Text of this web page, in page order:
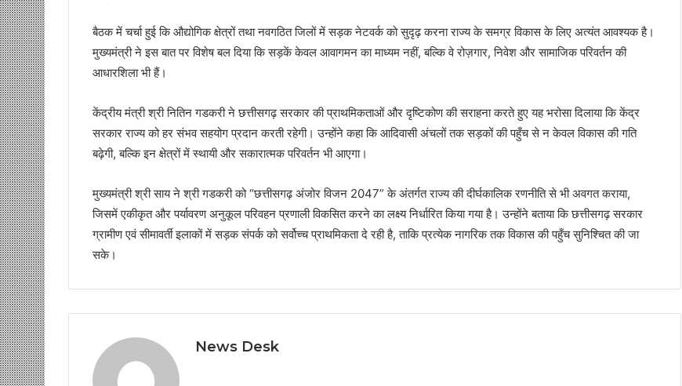
बैठक में चर्चा हुई कि औद्योगिक क्षेत्रों तथा नवगठित जिलों में सड़क नेटवर्क को सुदृढ़ करना राज्य के समग्र विकास के लिए अत्यंत आवश्यक है।
मुख्यमंत्री ने इस बात पर विशेष बल दिया कि सड़कें केवल आवागमन का माध्यम नहीं, बल्कि वे रोज़गार, निवेश और सामाजिक परिवर्तन की
आधारशिला भी हैं।
केंद्रीय मंत्री श्री नितिन गडकरी ने छत्तीसगढ़ सरकार की प्राथमिकताओं और दृष्टिकोण की सराहना करते हुए यह भरोसा दिलाया कि केंद्र
सरकार राज्य को हर संभव सहयोग प्रदान करती रहेगी। उन्होंने कहा कि आदिवासी अंचलों तक सड़कों की पहुँच से न केवल विकास की गति
बढ़ेगी, बल्कि इन क्षेत्रों में स्थायी और सकारात्मक परिवर्तन भी आएगा।
मुख्यमंत्री श्री साय ने श्री गडकरी को “छत्तीसगढ़ अंजोर विजन 2047” के अंतर्गत राज्य की दीर्घकालिक रणनीति से भी अवगत कराया,
जिसमें एकीकृत और पर्यावरण अनुकूल परिवहन प्रणाली विकसित करने का लक्ष्य निर्धारित किया गया है। उन्होंने बताया कि छत्तीसगढ़ सरकार
ग्रामीण एवं सीमावर्ती इलाकों में सड़क संपर्क को सर्वोच्च प्राथमिकता दे रही है, ताकि प्रत्येक नागरिक तक विकास की पहुँच सुनिश्चित की जा
सके।
News Desk